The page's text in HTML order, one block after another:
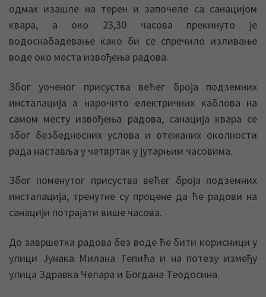
одмах изашле на терен и започеле са санацијом
квара, а око 23,30 часова прекинуто је
водоснабадевање како би се спречило изливање
воде око места извођења радова.
Због уоченог присуства већег броја подземних
инсталација а нарочито електричних каблова на
самом месту извођења радова, санација квара се
због безбедносних услова и отежаних околности
рада наставља у четвртак у јутарњим часовима.
Због поменутог присуства већег броја подземних
инсталација, тренутне су процене да ће радови на
санацији потрајати више часова.
До завршетка радова без воде ће бити корисници у
улици Јунака Милана Тепића и на потезу између
улица Здравка Челара и Богдана Теодосина.